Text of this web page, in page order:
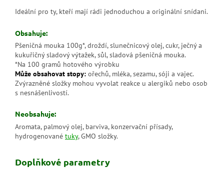
Ideální pro ty, kteří mají rádi jednoduchou a originální snídani.
Obsahuje:
Pšeničná mouka 100g*, droždí, slunečnicový olej, cukr, ječný a
kukuřičný sladový výtažek, sůl, sladová pšeničná mouka.
*Na 100 gramů hotového výrobku
Může obsahovat stopy: ořechů, mléka, sezamu, sóji a vajec.
Zvýrazněné složky mohou vyvolat reakce u alergiků nebo osob
s nesnášenlivostí.
Neobsahuje:
Aromata, palmový olej, barviva, konzervační přísady,
hydrogenované tuky, GMO složky.
Doplňkové parametry